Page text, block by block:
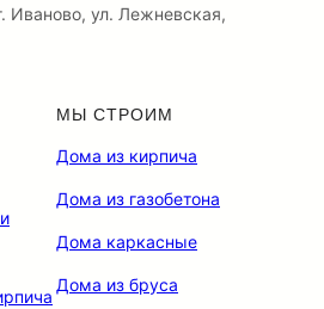
Иваново, ул. Лежневская,
МЫ СТРОИМ
Дома из кирпича
Дома из газобетона
Дома каркасные
Дома из бруса